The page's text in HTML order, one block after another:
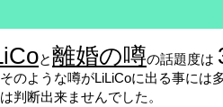
と離婚の噂の話題度は
のような噂がLiLiCoに出る事には
判断出来ませんでした。